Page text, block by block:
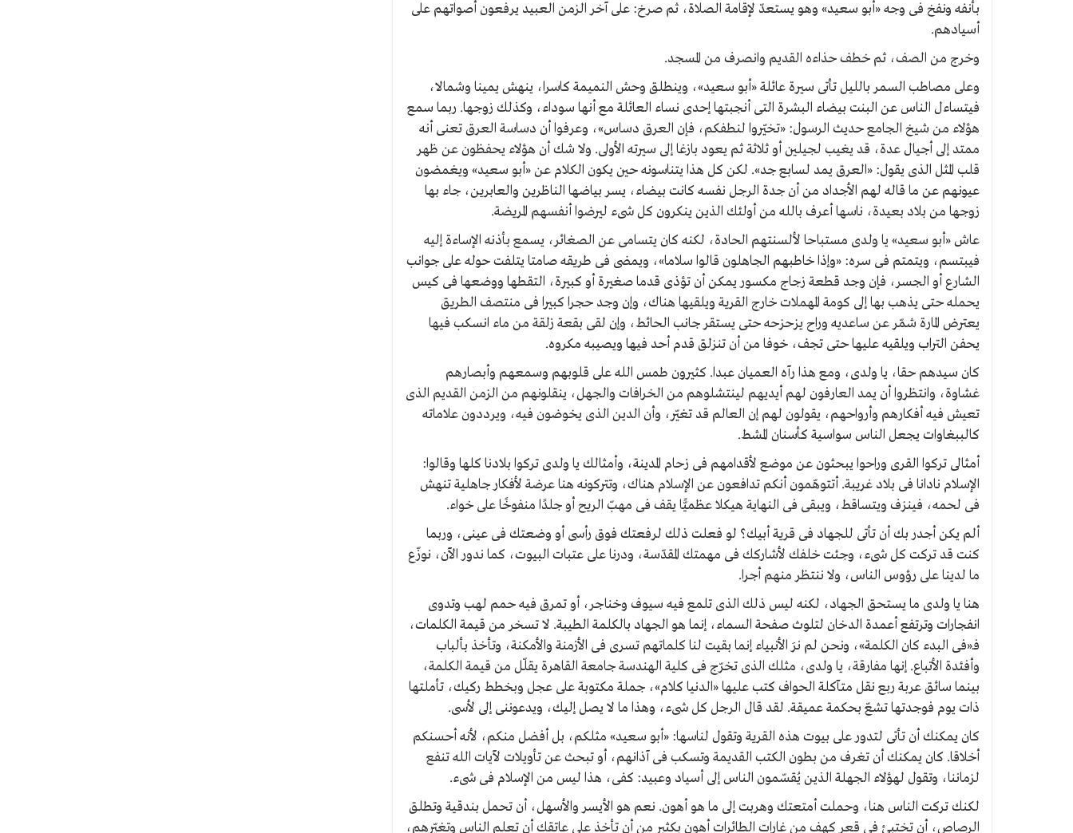
بأنفه ونفخ فى وجه «أبو سعيد» وهو يستعدّ لإقامة الصلاة، ثم صرخ: على آخر الزمن العبيد يرفعون أصواتهم على
أسيادهم.
وخرج من الصف، ثم خطف حذاءه القديم وانصرف من المسجد.
وعلى مصاطب السمر بالليل تأتى سيرة عائلة «أبو سعيد»، وينطلق وحش النميمة كاسرا، ينهش يمينا وشمالا،
فيتساءل الناس عن البنت بيضاء البشرة التى أنجبتها إحدى نساء العائلة مع أنها سوداء، وكذلك زوجها. ربما سمع
هؤلاء من شيخ الجامع حديث الرسول: «تخيّروا لنطفكم، فإن العرق دساس»، وعرفوا أن دساسة العرق تعنى أنه
ممتد إلى أجيال عدة، قد يغيب لجيلين أو ثلاثة ثم يعود بازغا إلى سيرته الأولى. ولا شك أن هؤلاء يحفظون عن ظهر
قلب المثل الذى يقول: «العرق يمد لسابع جد». لكن كل هذا يتناسونه حين يكون الكلام عن «أبو سعيد» ويغمضون
عيونهم عن ما قاله لهم الأجداد من أن جدة الرجل نفسه كانت بيضاء، يسر بياضها الناظرين والعابرين، جاء بها
زوجها من بلاد بعيدة، ناسها أعرف بالله من أولئك الذين ينكرون كل شىء ليرضوا أنفسهم المريضة.
عاش «أبو سعيد» يا ولدى مستباحا لألسنتهم الحادة، لكنه كان يتسامى عن الصغائر، يسمع بأذنه الإساءة إليه
فيبتسم، ويتمتم فى سره: «وإذا خاطبهم الجاهلون قالوا سلاما»، ويمضى فى طريقه صامتا يتلفت حوله على جوانب
الشارع أو الجسر، فإن وجد قطعة زجاج مكسور يمكن أن تؤذى قدما صغيرة أو كبيرة، التقطها ووضعها فى كيس
يحمله حتى يذهب بها إلى كومة المهملات خارج القرية ويلقيها هناك، وإن وجد حجرا كبيرا فى منتصف الطريق
يعترض المارة شمّر عن ساعديه وراح يزحزحه حتى يستقر جانب الحائط، وإن لقى بقعة زلقة من ماء انسكب فيها
يحفن التراب ويلقيه عليها حتى تجف، خوفا من أن تنزلق قدم أحد فيها ويصيبه مكروه.
كان سيدهم حقا، يا ولدى، ومع هذا رآه العميان عبدا. كثيرون طمس الله على قلوبهم وسمعهم وأبصارهم
غشاوة، وانتظروا أن يمد العارفون لهم أيديهم لينتشلوهم من الخرافات والجهل، ينقلونهم من الزمن القديم الذى
تعيش فيه أفكارهم وأرواحهم، يقولون لهم إن العالم قد تغيّر، وأن الدين الذى يخوضون فيه، ويرددون علاماته
كالببغاوات يجعل الناس سواسية كأسنان المشط.
أمثالى تركوا القرى وراحوا يبحثون عن موضع لأقدامهم فى زحام المدينة، وأمثالك يا ولدى تركوا بلادنا كلها وقالوا:
الإسلام نادانا فى بلاد غريبة. أتتوهّمون أنكم تدافعون عن الإسلام هناك، وتتركونه هنا عرضة لأفكار جاهلية تنهش
فى لحمه، فينزف ويتساقط، ويبقى فى النهاية هيكلا عظميًّا يقف فى مهبّ الريح أو جلدًا منفوخًا على خواء.
ألم يكن أجدر بك أن تأتى للجهاد فى قرية أبيك؟ لو فعلت ذلك لرفعتك فوق رأسى أو وضعتك فى عينى، وربما
كنت قد تركت كل شىء، وجئت خلفك لأشاركك فى مهمتك المقدّسة، ودرنا على عتبات البيوت، كما ندور الآن، نوزّع
ما لدينا على رؤوس الناس، ولا ننتظر منهم أجرا.
هنا يا ولدى ما يستحق الجهاد، لكنه ليس ذلك الذى تلمع فيه سيوف وخناجر، أو تمرق فيه حمم لهب وتدوى
انفجارات وترتفع أعمدة الدخان لتلوث صفحة السماء، إنما هو الجهاد بالكلمة الطيبة. لا تسخر من قيمة الكلمات،
فـ«فى البدء كان الكلمة»، ونحن لم نرَ الأنبياء إنما بقيت لنا كلماتهم تسرى فى الأزمنة والأمكنة، وتأخذ بألباب
وأفئدة الأتباع. إنها مفارقة، يا ولدى، مثلك الذى تخرّج فى كلية الهندسة جامعة القاهرة يقلّل من قيمة الكلمة،
بينما سائق عربة ربع نقل متآكلة الحواف كتب عليها «الدنيا كلام»، جملة مكتوبة على عجل وبخطط ركيك، تأملتها
ذات يوم فوجدتها تشعّ بحكمة عميقة. لقد قال الرجل كل شىء، وهذا ما لا يصل إليك، ويدعوننى إلى لأسى.
كان يمكنك أن تأتى لتدور على بيوت هذه القرية وتقول لناسها: «أبو سعيد» مثلكم، بل أفضل منكم، لأنه أحسنكم
أخلاقا. كان يمكنك أن تغرف من بطون الكتب القديمة وتسكب فى آذانهم، أو تبحث عن تأويلات لآيات الله تنفع
لزماننا، وتقول لهؤلاء الجهلة الذين يُقسّمون الناس إلى أسياد وعبيد: كفى، هذا ليس من الإسلام فى شىء.
لكنك تركت الناس هنا، وحملت أمتعتك وهربت إلى ما هو أهون. نعم هو الأيسر والأسهل، أن تحمل بندقية وتطلق
الرصاص، أن تختبئ فى قعر كهف من غارات الطائرات أهون بكثير من أن تأخذ على عاتقك أن تعلم الناس وتغيّرهم،